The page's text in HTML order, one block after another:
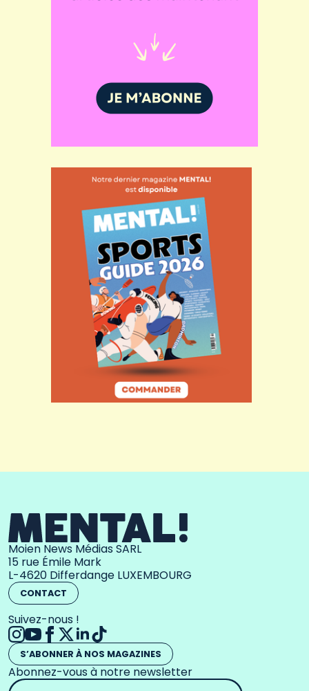
Moien News Médias SARL
15 rue Émile Mark
L-4620 Differdange LUXEMBOURG
CONTACT
Suivez-nous !
S’ABONNER À NOS MAGAZINES
Abonnez-vous à notre newsletter
Adresse